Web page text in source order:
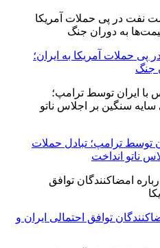
حملات آمریکا به ایران؛
جنگ
توسط ترامپ؛ تبادل حملات
ناتو انداخت
توافق احتمالی ایران و